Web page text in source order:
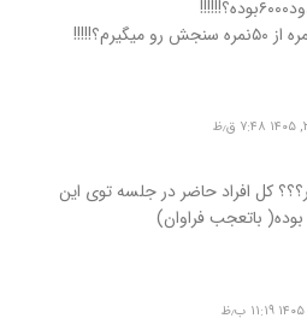
گفتید ۲۵۰۰ نفر؟؟؟ کل افراد حاضر در جلسه توی این